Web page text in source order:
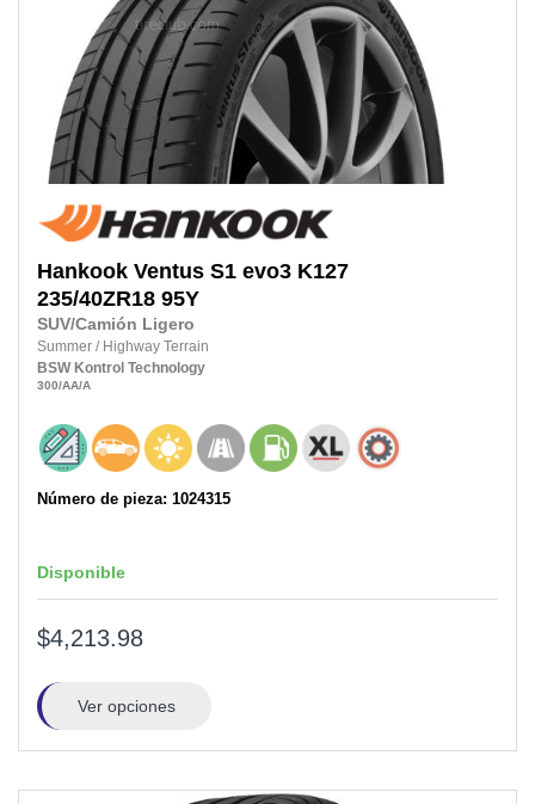
Hankook Ventus S1 evo3 K127
235/40ZR18 95Y
SUV/Camión Ligero
Summer / Highway Terrain
BSW Kontrol Technology
300/AA/A
Número de pieza: 1024315
Disponible
$4,213.98
Ver opciones